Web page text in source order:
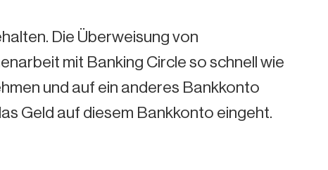
Die Überweisung von
mit Banking Circle so schnell wie
und auf ein anderes Bankkonto
Geld auf diesem Bankkonto eingeht.